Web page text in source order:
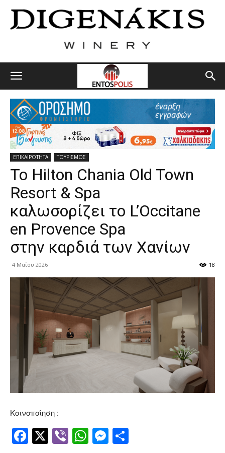
ΕΠΙΚΑΙΡΟΤΗΤΑ ΤΟΥΡΙΣΜΟΣ
Το Hilton Chania Old Town
Resort & Spa
καλωσορίζει το L’Occitane
en Provence Spa
στην καρδιά των Χανίων
4 Μαΐου 2026 18
Κοινοποίηση :
Facebook
Twitter
ViberWhatsApp
Messenger